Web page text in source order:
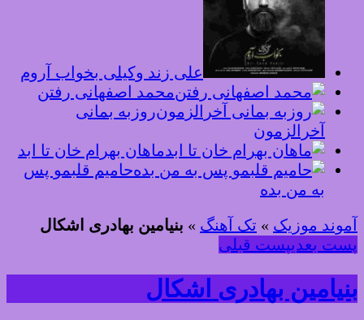
علی زند وکیلی بخواب آروم
محمد اصفهانی رفتن
روزبه بمانی
آخرالزمون
ماهان بهرام خان تا ابد
حامیم قلبمو پس
به من بده
آموند موزیک » تک آهنگ » بنیامین بهادری اشکال
پست بعدیپست قبلی
بنیامین بهادری اشکال